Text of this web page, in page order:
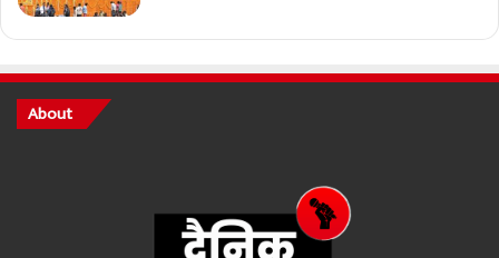
About